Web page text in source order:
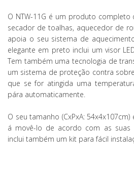
O NTW-11G é um produto
secador de toalhas, aquecedor de
apoia o seu sistema de
elegante em preto inclui um visor
Tem também uma tecnologia de
um sistema de proteção contra
que se for atingida uma
pára automaticamente.
O seu tamanho (CxPxA: 54x4x107cm)
á movê-lo de acordo com as suas
inclui também um kit para fácil